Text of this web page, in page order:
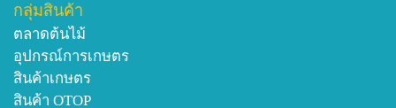
กลุ่มสินค้า
ตลาดต้นไม้
อุปกรณ์การเกษตร
สินค้าเกษตร
สินค้า OTOP